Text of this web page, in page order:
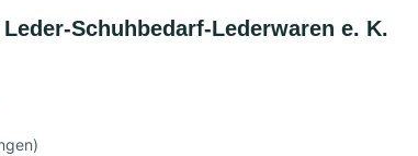
Schuhbedarf-Lederwaren e. K.